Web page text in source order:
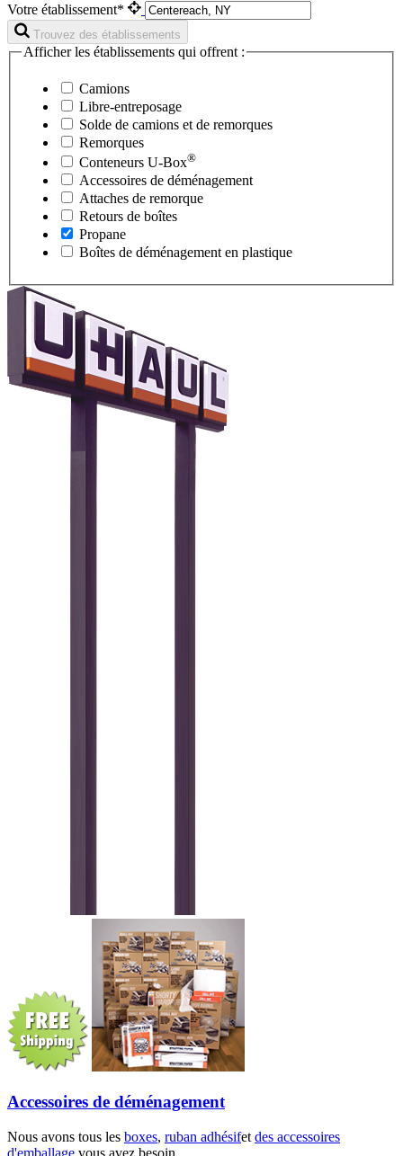
Votre établissement*
Trouvez des établissements
Afficher les établissements qui offrent :
Camions
Libre-entreposage
Solde de camions et de remorques
Remorques
Conteneurs U-Box®
Accessoires de déménagement
Attaches de remorque
Retours de boîtes
Propane
Boîtes de déménagement en plastique
Accessoires de déménagement
Nous avons tous les boxes, ruban adhésifet des accessoires
d'emballage vous avez besoin.